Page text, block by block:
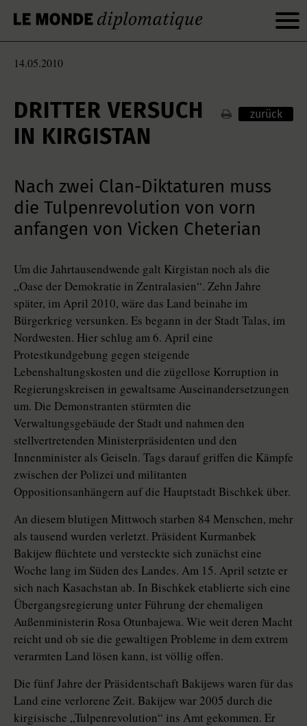
14.05.2010
DRITTER VERSUCH
IN KIRGISTAN
zurück
Nach zwei Clan-Diktaturen muss
die Tulpenrevolution von vorn
anfangen von Vicken Cheterian
Um die Jahrtausendwende galt Kirgistan noch als die
„Oase der Demokratie in Zentralasien“. Zehn Jahre
später, im April 2010, wäre das Land beinahe im
Bürgerkrieg versunken. Es begann in der Stadt Talas, im
Nordwesten. Hier schlug am 6. April eine
Protestkundgebung gegen steigende
Lebenshaltungskosten und die zügellose Korruption in
Regierungskreisen in gewaltsame Auseinandersetzungen
um. Die Demonstranten stürmten die
Verwaltungsgebäude der Stadt und nahmen den
stellvertretenden Ministerpräsidenten und den
Innenminister als Geiseln. Tags darauf griffen die Kämpfe
zwischen der Polizei und militanten
Oppositionsanhängern auf die Hauptstadt Bischkek über.
An diesem blutigen Mittwoch starben 84 Menschen, mehr
als tausend wurden verletzt. Präsident Kurmanbek
Bakijew flüchtete und versteckte sich zunächst eine
Woche lang im Süden des Landes. Am 15. April setzte er
sich nach Kasachstan ab. In Bischkek etablierte sich eine
Übergangsregierung unter Führung der ehemaligen
Außenministerin Rosa Otunbajewa. Wie weit deren Macht
reicht und ob sie die gewaltigen Probleme in dem extrem
verarmten Land lösen kann, ist völlig offen.
Die fünf Jahre der Präsidentschaft Bakijews waren für das
Land eine verlorene Zeit. Bakijew war 2005 durch die
kirgisische „Tulpenrevolution“ ins Amt gekommen. Er